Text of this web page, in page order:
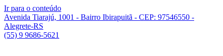
Ir para o conteúdo
Avenida Tiarajú, 1001 - Bairro Ibirapuitã - CEP: 97546550 -
Alegrete-RS
(55) 9 9686-5621